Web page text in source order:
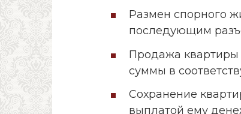
Размен спорного
последующим
Продажа
суммы в
Сохранение
выплатой ему